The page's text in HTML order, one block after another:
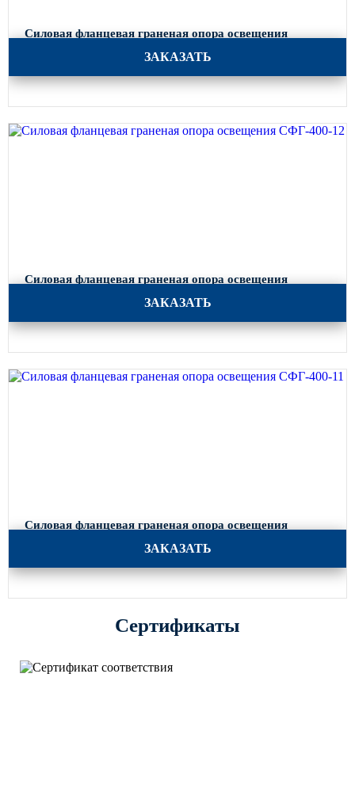
Силовая фланцевая граненая опора освещения
ЗАКАЗАТЬ
Силовая фланцевая граненая опора освещения
ЗАКАЗАТЬ
Силовая фланцевая граненая опора освещения
ЗАКАЗАТЬ
Сертификаты